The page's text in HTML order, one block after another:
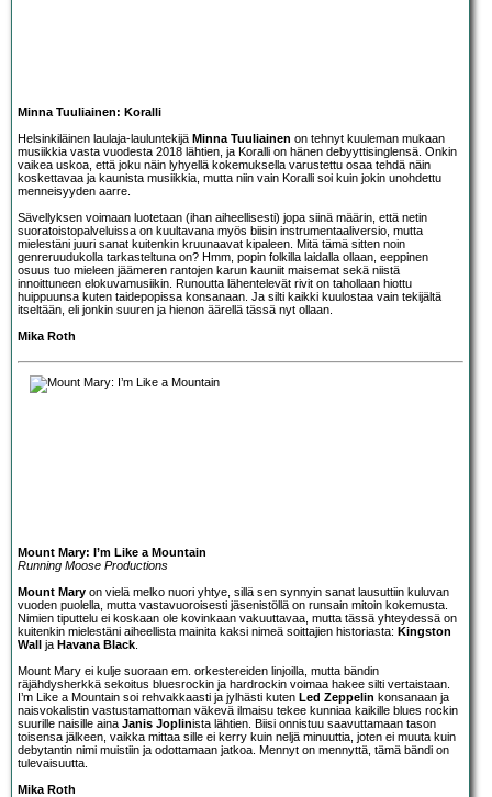
Minna Tuuliainen: Koralli
Helsinkiläinen laulaja-lauluntekijä Minna Tuuliainen on tehnyt kuuleman mukaan
musiikkia vasta vuodesta 2018 lähtien, ja Koralli on hänen debyyttisinglensä. Onkin
vaikea uskoa, että joku näin lyhyellä kokemuksella varustettu osaa tehdä näin
koskettavaa ja kaunista musiikkia, mutta niin vain Koralli soi kuin jokin unohdettu
menneisyyden aarre.
Sävellyksen voimaan luotetaan (ihan aiheellisesti) jopa siinä määrin, että netin
suoratoistopalveluissa on kuultavana myös biisin instrumentaaliversio, mutta
mielestäni juuri sanat kuitenkin kruunaavat kipaleen. Mitä tämä sitten noin
genreruudukolla tarkasteltuna on? Hmm, popin folkilla laidalla ollaan, eeppinen
osuus tuo mieleen jäämeren rantojen karun kauniit maisemat sekä niistä
innoittuneen elokuvamusiikin. Runoutta lähentelevät rivit on tahollaan hiottu
huippuunsa kuten taidepopissa konsanaan. Ja silti kaikki kuulostaa vain tekijältä
itseltään, eli jonkin suuren ja hienon äärellä tässä nyt ollaan.
Mika Roth
Mount Mary: I’m Like a Mountain
Running Moose Productions
Mount Mary on vielä melko nuori yhtye, sillä sen synnyin sanat lausuttiin kuluvan
vuoden puolella, mutta vastavuoroisesti jäsenistöllä on runsain mitoin kokemusta.
Nimien tiputtelu ei koskaan ole kovinkaan vakuuttavaa, mutta tässä yhteydessä on
kuitenkin mielestäni aiheellista mainita kaksi nimeä soittajien historiasta: Kingston
Wall ja Havana Black
Mount Mary ei kulje suoraan em. orkestereiden linjoilla, mutta bändin
räjähdysherkkä sekoitus bluesrockin ja hardrockin voimaa hakee silti vertaistaan.
I’m Like a Mountain soi rehvakkaasti ja jylhästi kuten Led Zeppelin konsanaan ja
naisvokalistin vastustamattoman väkevä ilmaisu tekee kunniaa kaikille blues rockin
suurille naisille aina Janis Joplinista lähtien. Biisi onnistuu saavuttamaan tason
toisensa jälkeen, vaikka mittaa sille ei kerry kuin neljä minuuttia, joten ei muuta kuin
debytantin nimi muistiin ja odottamaan jatkoa. Mennyt on mennyttä, tämä bändi on
tulevaisuutta.
Mika Roth